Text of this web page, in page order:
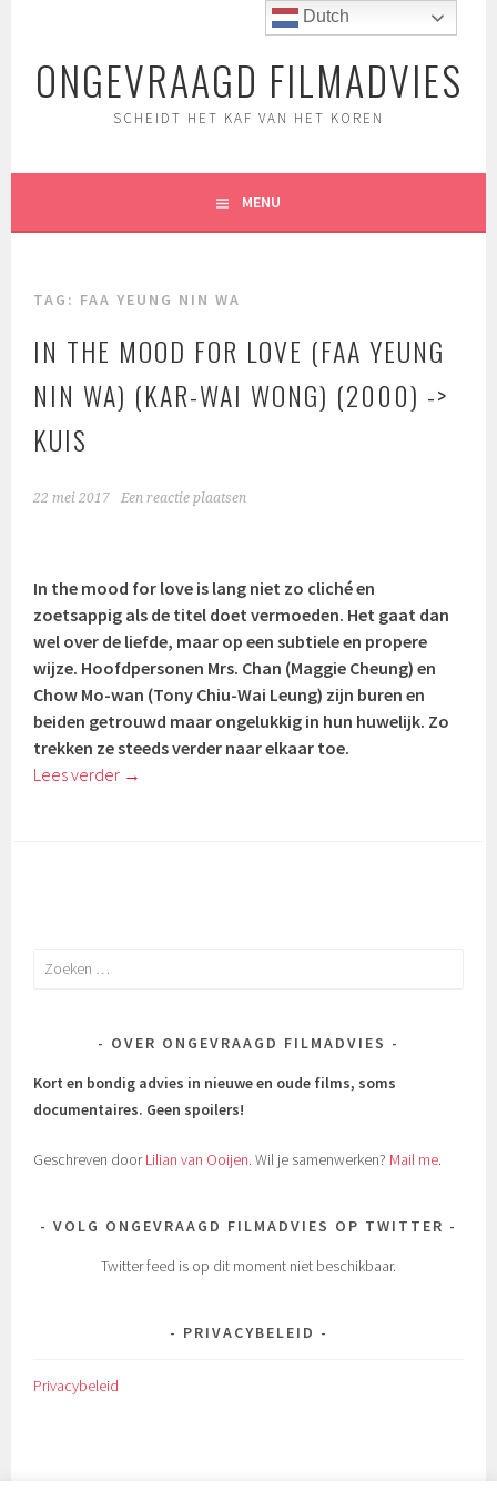
inhoudONGEVRAAGD FILMADVIES
SCHEIDT HET KAF VAN HET KOREN
MENU
TAG: FAA YEUNG NIN WA
IN THE MOOD FOR LOVE (FAA YEUNG
NIN WA) (KAR-WAI WONG) (2000) ->
KUIS
22 mei 2017 Een reactie plaatsen
In the mood for love is lang niet zo cliché en
zoetsappig als de titel doet vermoeden. Het gaat dan
wel over de liefde, maar op een subtiele en propere
wijze. Hoofdpersonen Mrs. Chan (Maggie Cheung) en
Chow Mo-wan (Tony Chiu-Wai Leung) zijn buren en
beiden getrouwd maar ongelukkig in hun huwelijk. Zo
trekken ze steeds verder naar elkaar toe.
Lees verder →
Zoeken
OVER ONGEVRAAGD FILMADVIES
Kort en bondig advies in nieuwe en oude films, soms
documentaires. Geen spoilers!
Geschreven doorLilian van Ooijen. Wil je samenwerken? Mail me.
VOLG ONGEVRAAGD FILMADVIES OP TWITTER
Twitter feed is op dit moment niet beschikbaar.
PRIVACYBELEID
Privacybeleid
Dutch